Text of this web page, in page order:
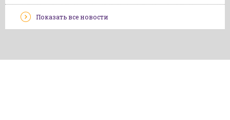
Показать все новости